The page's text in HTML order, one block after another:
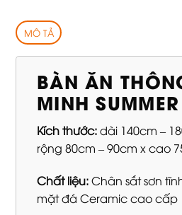
MÔ TẢ
BÀN ĂN
MINH SUMMER
Kích thước:dài 140cm –
rộng 80cm – 90cm x cao
Chất liệu:Chân sắt sơn
mặt đá Ceramic cao cấp